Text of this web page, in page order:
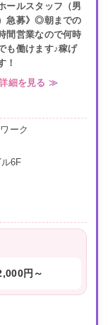
ホールスタッフ（男
急募》◎朝までの
間営業なので何時
も働けます♪稼げ
！
細を見る ≫
ーク
6F
円～